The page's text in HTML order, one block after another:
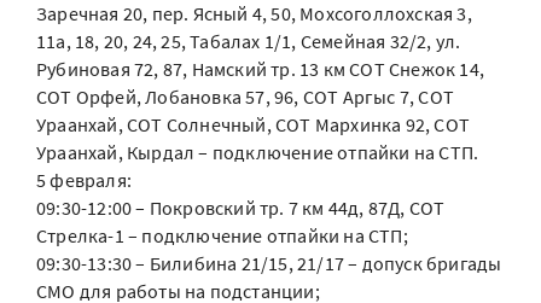
Заречная 20, пер. Ясный 4, 50, Мохсоголлохская 3,
11а, 18, 20, 24, 25, Табалах 1/1, Семейная 32/2, ул.
Рубиновая 72, 87, Намский тр. 13 км СОТ Снежок 14,
СОТ Орфей, Лобановка 57, 96, СОТ Аргыс 7, СОТ
Ураанхай, СОТ Солнечный, СОТ Мархинка 92, СОТ
Ураанхай, Кырдал – подключение отпайки на СТП.
5 февраля:
09:30-12:00 – Покровский тр. 7 км 44д, 87Д, СОТ
Стрелка-1 – подключение отпайки на СТП;
09:30-13:30 – Билибина 21/15, 21/17 – допуск бригады
СМО для работы на подстанции;